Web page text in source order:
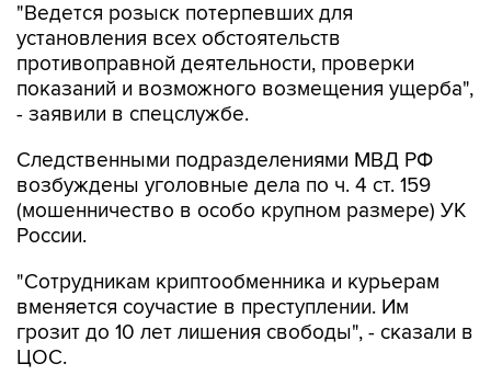
"Ведется розыск потерпевших для
установления всех обстоятельств
противоправной деятельности, проверки
показаний и возможного возмещения ущерба",
- заявили в спецслужбе.
Следственными подразделениями МВД РФ
возбуждены уголовные дела по ч. 4 ст. 159
(мошенничество в особо крупном размере) УК
России.
"Сотрудникам криптообменника и курьерам
вменяется соучастие в преступлении. Им
грозит до 10 лет лишения свободы", - сказали в
ЦОС.